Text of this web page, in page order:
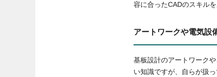
容に合ったCADのスキル
アートワークや電気設
基板設計のアートワーク
い知識ですが、自らが扱